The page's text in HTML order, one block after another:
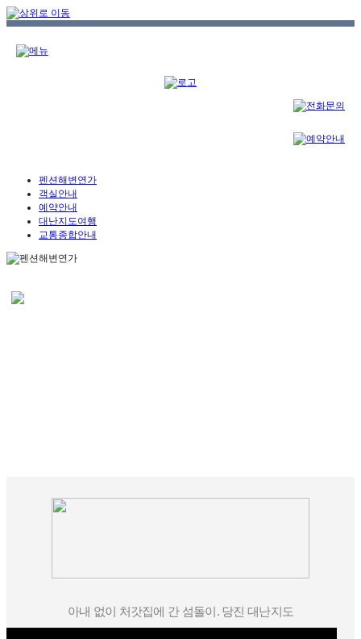
펜션해변연가
객실안내
예약안내
대난지도여행
교통종합안내
아내 없이 처갓집에 간 섬돌이. 당진 대난지도